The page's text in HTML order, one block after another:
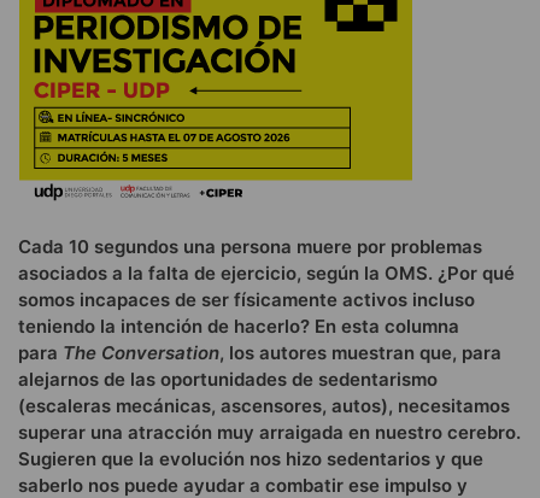
Cada 10 segundos una persona muere por problemas
asociados a la falta de ejercicio, según la OMS. ¿Por qué
somos incapaces de ser físicamente activos incluso
teniendo la intención de hacerlo? En esta columna
para The Conversation, los autores muestran que, para
alejarnos de las oportunidades de sedentarismo
(escaleras mecánicas, ascensores, autos), necesitamos
superar una atracción muy arraigada en nuestro cerebro.
Sugieren que la evolución nos hizo sedentarios y que
saberlo nos puede ayudar a combatir ese impulso y